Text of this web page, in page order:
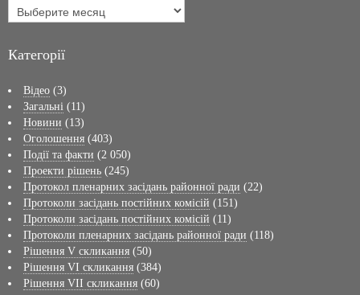
Категорії
Відео (3)
Загальні (11)
Новини (13)
Оголошення (403)
Події та факти (2 050)
Проекти рішень (245)
Протокол пленарних засідань районної ради (22)
Протоколи засідань постійних комісій (151)
Протоколи засідань постійних комісій (11)
Протоколи пленарних засідань районної ради (118)
Рішення V скликання (50)
Рішення VI скликання (384)
Рішення VII скликання (60)